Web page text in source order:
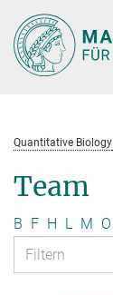
Hauptinhalt
Quantitative Biology
Team
B F H L M O